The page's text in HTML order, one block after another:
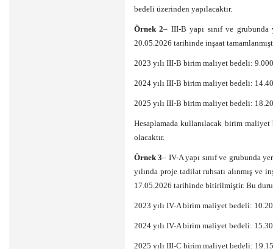
bedeli üzerinden yapılacaktır.
Örnek 2– III-B yapı sınıf ve
20.05.2026 tarihinde inşaat
2023 yılı III-B birim maliyet bedeli:
2024 yılı III-B birim maliyet bedeli:
2025 yılı III-B birim maliyet bedeli:
Hesaplamada kullanılacak birim
olacaktır.
Örnek 3– IV-A yapı sınıf ve grubunda
yılında proje tadilat ruhsatı alınmış ve
17.05.2026 tarihinde bitirilmiştir. Bu
2023 yılı IV-A birim maliyet bedeli:
2024 yılı IV-A birim maliyet bedeli:
2025 yılı III-C birim maliyet bedeli: